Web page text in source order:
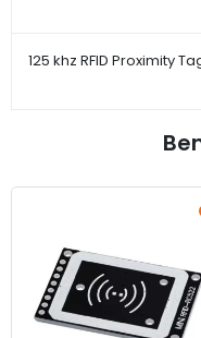
125 khz RFID Proximity